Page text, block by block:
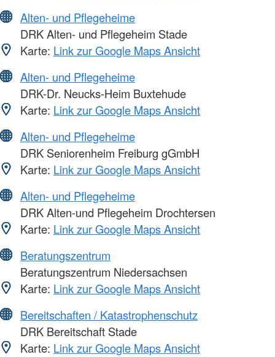
Alten- und Pflegeheime
DRK Alten- und Pflegeheim Stade
Karte: Link zur Google Maps Ansicht
Alten- und Pflegeheime
DRK-Dr. Neucks-Heim Buxtehude
Karte: Link zur Google Maps Ansicht
Alten- und Pflegeheime
DRK Seniorenheim Freiburg gGmbH
Karte: Link zur Google Maps Ansicht
Alten- und Pflegeheime
DRK Alten-und Pflegeheim Drochtersen
Karte: Link zur Google Maps Ansicht
Beratungszentrum
Beratungszentrum Niedersachsen
Karte: Link zur Google Maps Ansicht
Bereitschaften / Katastrophenschutz
DRK Bereitschaft Stade
Karte: Link zur Google Maps Ansicht